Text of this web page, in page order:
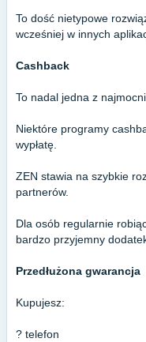
To dość nietypowe
wcześniej w innych
Cashback
To nadal jedna z
Niektóre programy
wypłatę.
ZEN stawia na szybkie
partnerów.
Dla osób regularnie
bardzo przyjemny
Przedłużona gwarancja
Kupujesz:
? telefon